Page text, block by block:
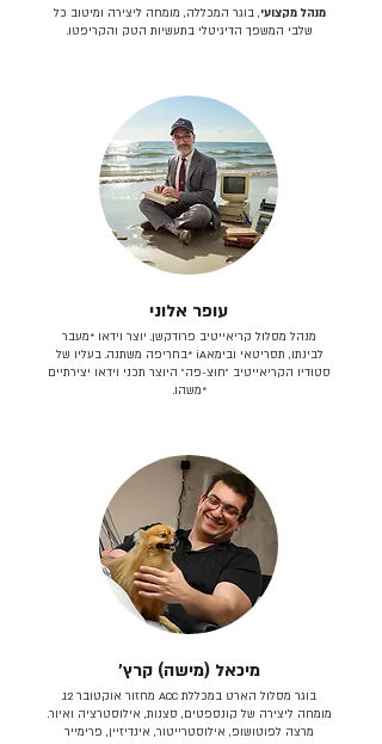
מנהל מקצועי, בוגר המכללה, מומחה ליצירה ומיטוב כל
שלבי המשפך הדיגיטלי בתעשיות הטק והקריפטו.
עופר אלוני
מנהל מסלול קריאייטיב פרודקשן. יוצר וידאו *מעבר
לבינתו, תסריטאי וב​ימאiA‎ *בחריפה משתנה. בעליו של
סטודיו הקריאייטיב ״חוצ-פה״ היוצר תכני וידאו יצירתיים
*משהו.
מיכאל (מישה) קרץ׳
בוגר מסלול הארט במכללת ACC מחזור אוקטובר 12.
מומחה ליצירה של קונספטים, סצנות, אילוסטרציה ואיור.
מרצה לפוטושופ, אילוסטרייטור, אינדיזיין, פרימייר